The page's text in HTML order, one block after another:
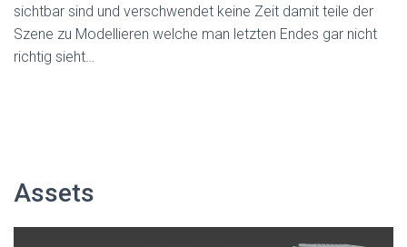
sichtbar sind und verschwendet keine Zeit damit teile der
Szene zu Modellieren welche man letzten Endes gar nicht
richtig sieht…
Assets